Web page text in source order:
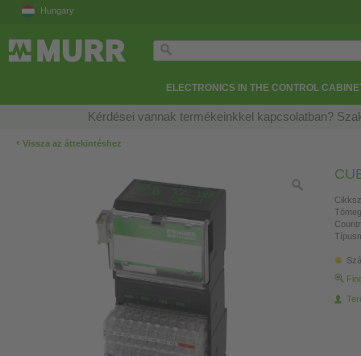
Hungary
ELECTRONICS IN THE CONTROL
Kérdései vannak termékeinkkel kapcsolatban?
‹ Vissza az áttekintéshez